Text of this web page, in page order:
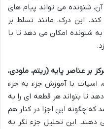
شنونده می تواند پیام های
این درک، مانند تسلط بر
شنونده امکان می دهد تا با
بر عناصر پایه (ریتم، ملودی،
اسپات با آموزش جزء به جزء
تا بتواند هر قطعه ای را به
که چگونه این اجزا در کنار هم
این تحلیل جزء نگر به